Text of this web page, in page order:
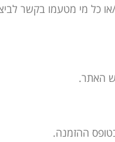
או כל מי מטעמו בקשר